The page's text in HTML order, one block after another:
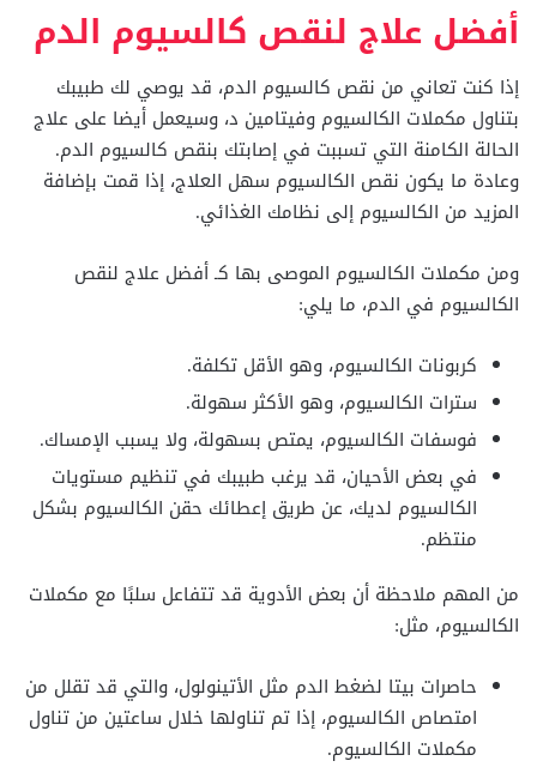
أفضل علاج لنقص كالسيوم الدم
إذا كنت تعاني من نقص كالسيوم الدم، قد يوصي لك طبيبك
بتناول مكملات الكالسيوم وفيتامين د، وسيعمل أيضا على علاج
الحالة الكامنة التي تسببت في إصابتك بنقص كالسيوم الدم.
وعادة ما يكون نقص الكالسيوم سهل العلاج، إذا قمت بإضافة
المزيد من الكالسيوم إلى نظامك الغذائي.
ومن مكملات الكالسيوم الموصى بها كـ أفضل علاج لنقص
الكالسيوم في الدم، ما يلي:
كربونات الكالسيوم، وهو الأقل تكلفة.
سترات الكالسيوم، وهو الأكثر سهولة.
فوسفات الكالسيوم، يمتص بسهولة، ولا يسبب الإمساك.
في بعض الأحيان، قد يرغب طبيبك في تنظيم مستويات
الكالسيوم لديك، عن طريق إعطائك حقن الكالسيوم بشكل
منتظم.
من المهم ملاحظة أن بعض الأدوية قد تتفاعل سلبًا مع مكملات
الكالسيوم، مثل:
حاصرات بيتا لضغط الدم مثل الأتينولول، والتي قد تقلل من
امتصاص الكالسيوم، إذا تم تناولها خلال ساعتين من تناول
مكملات الكالسيوم.